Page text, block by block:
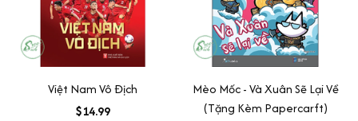
Việt Nam Vô Địch
$14.99
Mèo Mốc - Và Xuân Sẽ Lại Về
(Tặng Kèm Papercarft)